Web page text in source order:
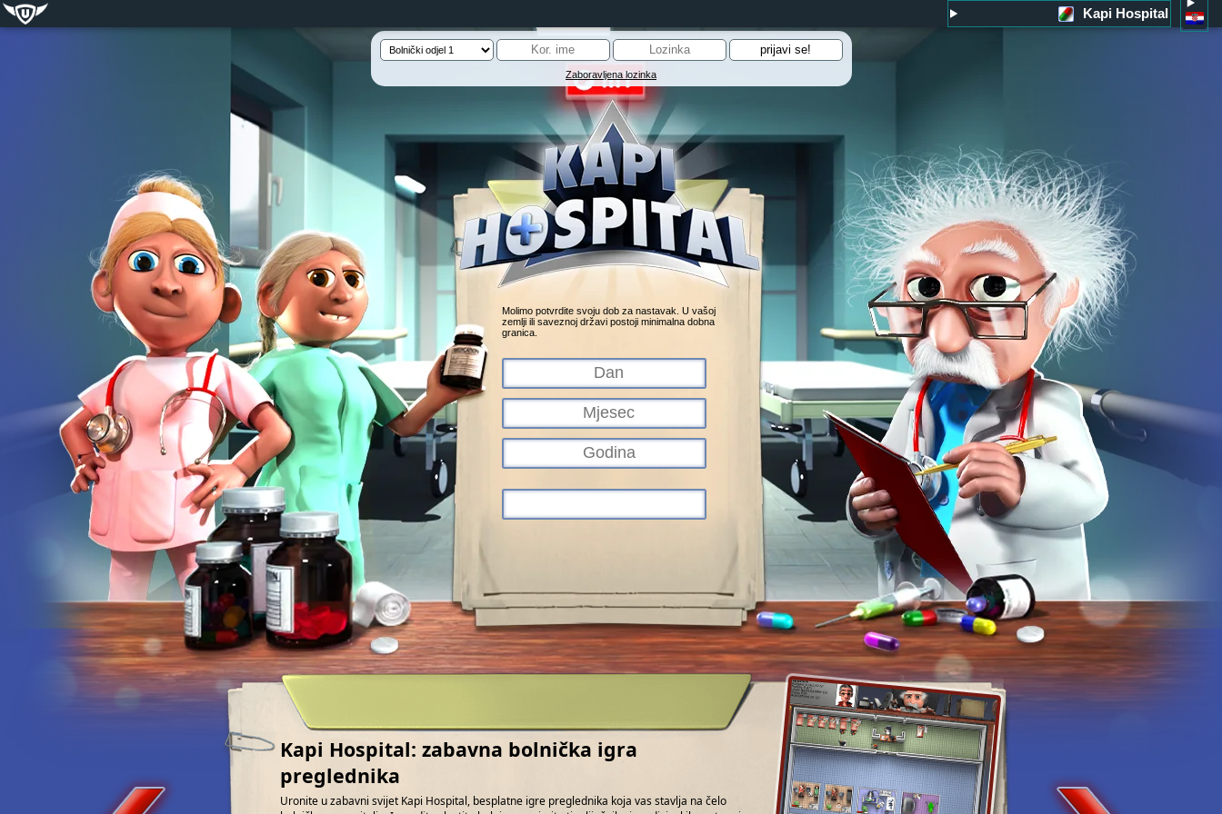
Kapi Hospital
Zaboravljena lozinka
Molimo potvrdite svoju dob za nastavak. U vašoj
zemlji ili saveznoj državi postoji minimalna dobna
granica.
Kapi Hospital: zabavna bolnička igra
preglednika
Uronite u zabavni svijet Kapi Hospital, besplatne igre preglednika koja vas stavlja na čelo